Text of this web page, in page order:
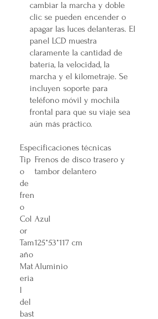
cambiar la marcha y doble
clic se pueden encender o
apagar las luces delanteras. El
panel LCD muestra
claramente la cantidad de
batería, la velocidad, la
marcha y el kilometraje. Se
incluyen soporte para
teléfono móvil y mochila
frontal para que su viaje sea
aún más práctico.
Especificaciones técnicas
Tip
o
de
fren
o
‎Frenos de disco trasero y
tambor delantero
Col
or
‎Azul
Tam
año
‎125*53*117 cm
Mat
eria
l
del
bast
‎Aluminio